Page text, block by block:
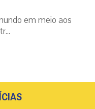
em meio aos